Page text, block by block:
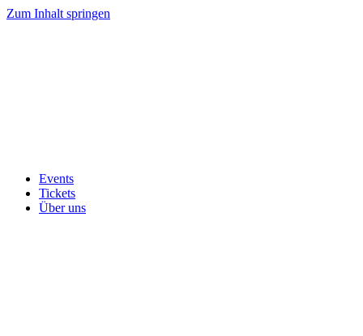
Zum Inhalt springen
Events
Tickets
Über uns